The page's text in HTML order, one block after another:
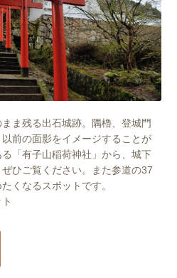
ま残る出石城跡。隅櫓、登城門
前の面影をイメージすることが
「有子山稲荷神社」から、城下
ひご覧ください。また参道の37
くなるスポットです。